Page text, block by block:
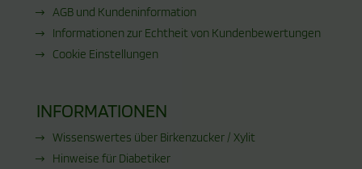
AGB und Kundeninformation
Informationen zur Echtheit von Kundenbewertungen
Cookie Einstellungen
INFORMATIONEN
Wissenswertes über Birkenzucker / Xylit
Hinweise für Diabetiker